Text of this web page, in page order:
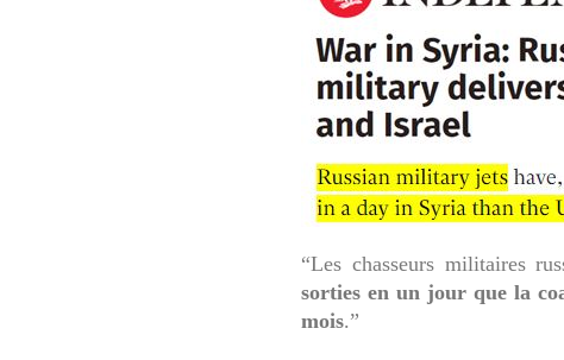
“Les chasseurs militaires
sorties en un jour que la
mois.”